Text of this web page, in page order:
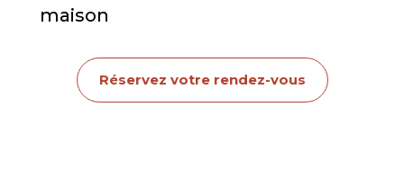
maison
Réservez votre rendez-vous